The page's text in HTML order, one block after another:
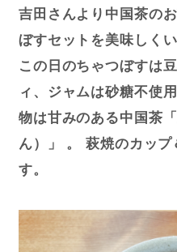
吉田さんより中国茶の
ぼすセットを美味しく
この日のちゃつぼすは
ィ、ジャムは砂糖不使
物は甘みのある中国茶
ん）」 。 萩焼のカッ
す。